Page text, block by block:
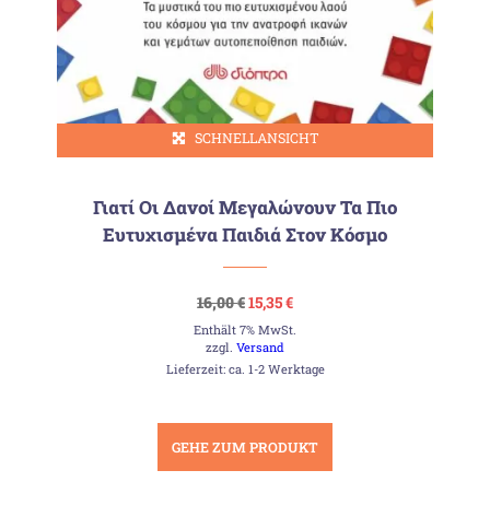
SCHNELLANSICHT
Γιατί Οι Δανοί Μεγαλώνουν Τα Πιο
Ευτυχισμένα Παιδιά Στον Κόσμο
16,00€Ursprünglicher
Preis
war:
16,00 €
15,35€Aktueller
ist:
Enthält 7% MwSt.
zzgl.Versand
Lieferzeit: ca. 1-2 Werktage
GEHE ZUM PRODUKT